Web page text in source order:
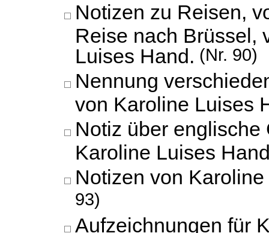
Notizen zu Reisen,
Reise nach Brüssel,
Luises Hand.
(Nr. 90)
Nennung
von Karoline Luises
Notiz über englische
Karoline Luises
Notizen von
93)
Aufzeichnungen für